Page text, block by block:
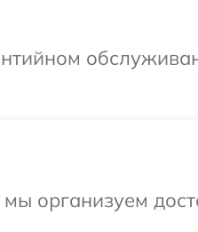
организуем